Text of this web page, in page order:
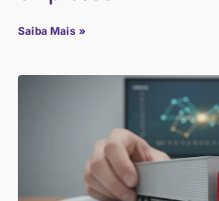
Saiba Mais »